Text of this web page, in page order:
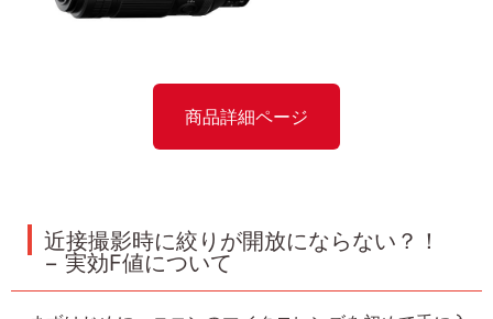
商品詳細ページ
近接撮影時に絞りが開放にならない？！
− 実効F値について